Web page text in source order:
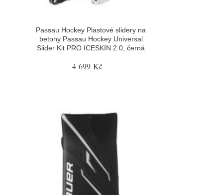
Passau Hockey Plastové slidery na
betony Passau Hockey Universal
Slider Kit PRO ICESKIN 2.0, černá
4 699 Kč